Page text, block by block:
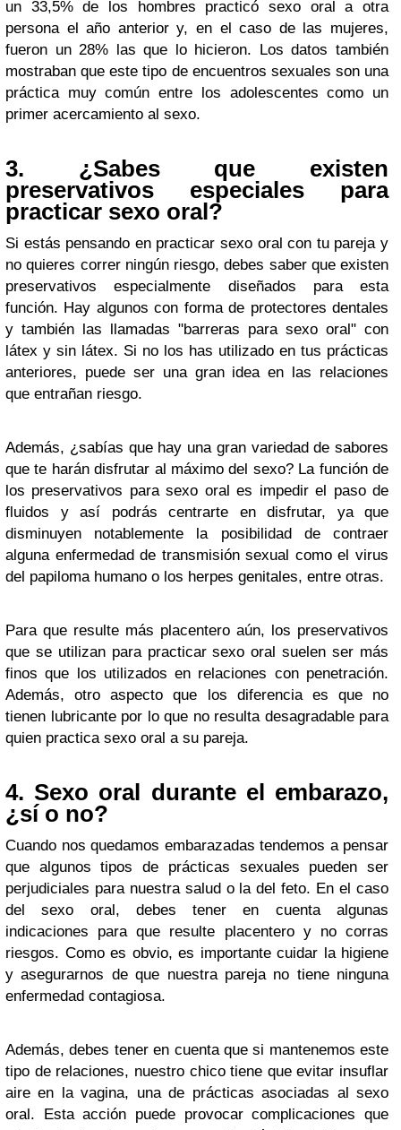
un 33,5% de los hombres practicó sexo oral a otra
persona el año anterior y, en el caso de las mujeres,
fueron un 28% las que lo hicieron. Los datos también
mostraban que este tipo de encuentros sexuales son una
práctica muy común entre los adolescentes como un
primer acercamiento al sexo.
3. ¿Sabes que existen
preservativos especiales para
practicar sexo oral?
Si estás pensando en practicar sexo oral con tu pareja y
no quieres correr ningún riesgo, debes saber que existen
preservativos especialmente diseñados para esta
función. Hay algunos con forma de protectores dentales
y también las llamadas "barreras para sexo oral" con
látex y sin látex. Si no los has utilizado en tus prácticas
anteriores, puede ser una gran idea en las relaciones
que entrañan riesgo.
Además, ¿sabías que hay una gran variedad de sabores
que te harán disfrutar al máximo del sexo? La función de
los preservativos para sexo oral es impedir el paso de
fluidos y así podrás centrarte en disfrutar, ya que
disminuyen notablemente la posibilidad de contraer
alguna enfermedad de transmisión sexual como el virus
del papiloma humano o los herpes genitales, entre otras.
Para que resulte más placentero aún, los preservativos
que se utilizan para practicar sexo oral suelen ser más
finos que los utilizados en relaciones con penetración.
Además, otro aspecto que los diferencia es que no
tienen lubricante por lo que no resulta desagradable para
quien practica sexo oral a su pareja.
4. Sexo oral durante el embarazo,
¿sí o no?
Cuando nos quedamos embarazadas tendemos a pensar
que algunos tipos de prácticas sexuales pueden ser
perjudiciales para nuestra salud o la del feto. En el caso
del sexo oral, debes tener en cuenta algunas
indicaciones para que resulte placentero y no corras
riesgos. Como es obvio, es importante cuidar la higiene
y asegurarnos de que nuestra pareja no tiene ninguna
enfermedad contagiosa.
Además, debes tener en cuenta que si mantenemos este
tipo de relaciones, nuestro chico tiene que evitar insuflar
aire en la vagina, una de prácticas asociadas al sexo
oral. Esta acción puede provocar complicaciones que